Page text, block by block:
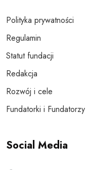
Polityka prywatności
Regulamin
Statut fundacji
Redakcja
Rozwój i cele
Fundatorki i Fundatorzy
Social Media